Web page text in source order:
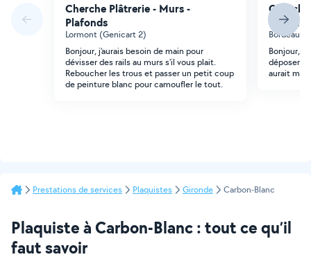
Cherche Plâtrerie - Murs -
Plafonds
Lormont (Genicart 2)
Bonjour, j'aurais besoin de main pour
dévisser des rails au murs s'il vous plait.
Reboucher les trous et passer un petit coup
de peinture blanc pour camoufler le tout.
Plafonds
Bordeaux
Bonjour,
déposer
aurait
Prestations de services Plaquistes Gironde Carbon-Blanc
Plaquiste à Carbon-Blanc : tout ce qu’il
faut savoir